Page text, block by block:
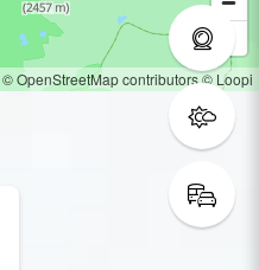
© OpenStreetMap contributors© Loopi